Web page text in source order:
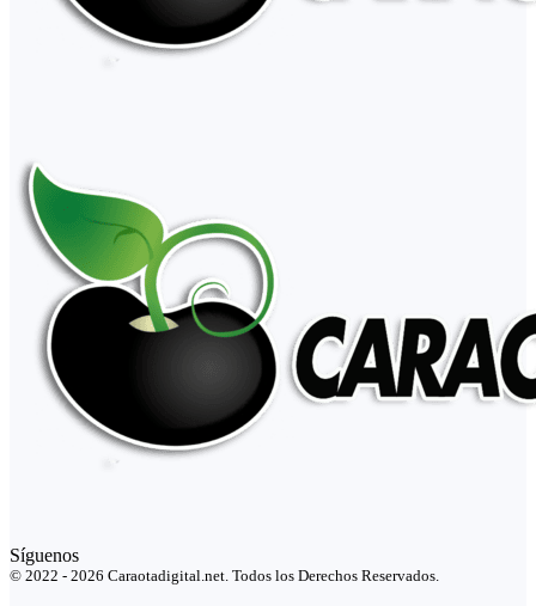
Síguenos
© 2022 - 2026 Caraotadigital.net. Todos los Derechos Reservados.